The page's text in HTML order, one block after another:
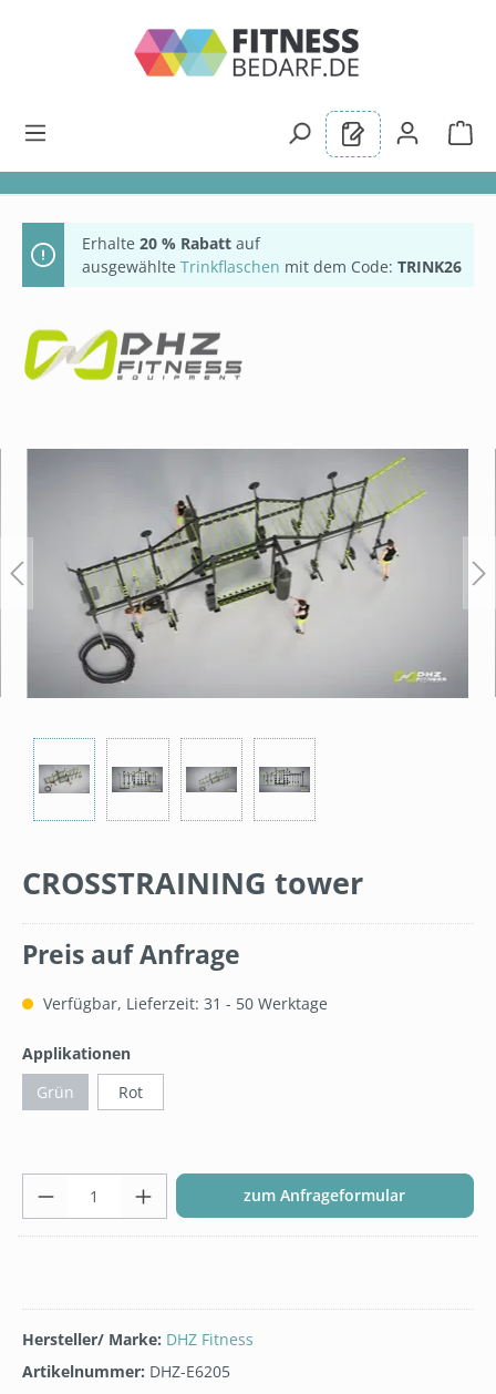
Erhalte 20 % Rabatt auf
ausgewählte Trinkflaschen mit dem Code: TRINK26
CROSSTRAINING tower
Preis auf Anfrage
Verfügbar, Lieferzeit: 31 - 50 Werktage
Applikationenauswählen
Grün
Rot
Produkt Anzahl: Gib den
zum Anfrageformular
Hersteller/ Marke: DHZ Fitness
Artikelnummer: DHZ-E6205